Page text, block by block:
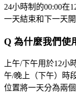
24小時制的00:00在
一天結束和下一天
Q 為什麼我們使
上午/下午用於12
午/晚上（下午）時
位置將一天分為兩